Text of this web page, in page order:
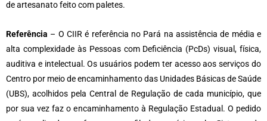
de artesanato feito com paletes.
Referência – O CIIR é referência no Pará na assistência de média e
alta complexidade às Pessoas com Deficiência (PcDs) visual, física,
auditiva e intelectual. Os usuários podem ter acesso aos serviços do
Centro por meio de encaminhamento das Unidades Básicas de Saúde
(UBS), acolhidos pela Central de Regulação de cada município, que
por sua vez faz o encaminhamento à Regulação Estadual. O pedido